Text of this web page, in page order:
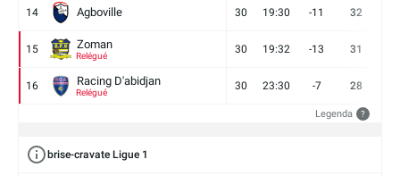
14 Agboville 30 19:30 -11 32
15 Zoman
Relégué
30 19:32 -13 31
16 Racing D'abidjan
Relégué
30 23:30 -7 28
Legenda ?
brise-cravate Ligue 1